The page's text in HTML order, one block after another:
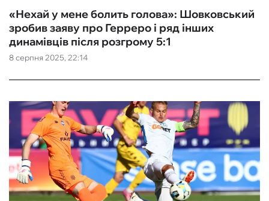
8 серпня 2025, 22:14
«Нехай у мене болить голова»: Шовковський
зробив заяву про Герреро і ряд інших
динамівців після розгрому 5:1